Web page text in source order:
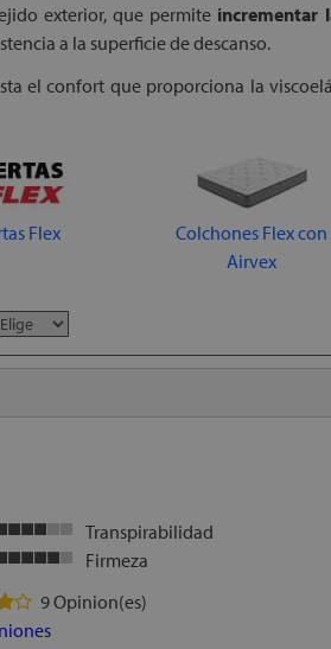
exterior, que permite incrementar
a la superficie de descanso.
el confort que proporciona la
Flex
Colchones Flex con
Airvex
Transpirabilidad
Firmeza
9 Opinion(es)